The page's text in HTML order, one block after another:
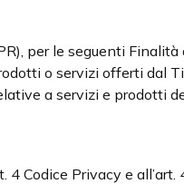
per le seguenti Finalità
o servizi offerti dal
a servizi e prodotti
Codice Privacy e